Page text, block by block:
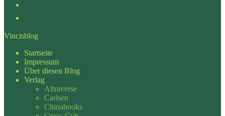
Vincisblog
Startseite
Impressum
Über diesen Blog
Verlag
Altraverse
Carlsen
Chinabooks